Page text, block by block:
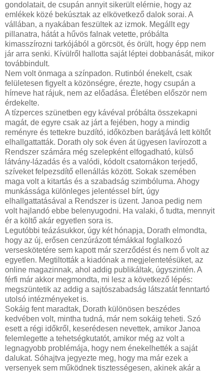
gondolatait, de csupán annyit sikerült elérnie, hogy az
emlékek közé bekúsztak az elkövetkező dalok sorai. A
vállában, a nyakában feszültek az izmok. Megállt egy
pillanatra, hátát a hűvös falnak vetette, próbálta
kimasszírozni tarkójából a görcsöt, és örült, hogy épp nem
jár arra senki. Kívülről hallotta saját léptei dobbanását, mikor
továbbindult.
Nem volt önmaga a színpadon. Rutinból énekelt, csak
felületesen figyelt a közönségre, érezte, hogy csupán a
hírneve hat rájuk, nem az előadása. Életében először nem
érdekelte.
A tízperces szünetben egy kávéval próbálta összekapni
magát, de egyre csak az járt a fejében, hogy a mindig
reményre és tettekre buzdító, időközben barátjává lett költőt
elhallgattatták. Dorath oly sok éven át ügyesen lavírozott a
Rendszer számára még szelepként elfogadható, külső
látvány-lázadás és a valódi, kódolt csatornákon terjedő,
szíveket felpezsdítő ellenállás között. Sokak szemében
maga volt a kitartás és a szabadság szimbóluma. Ahogy
munkássága különleges jelentéssel bírt, úgy
elhallgattatásával a Rendszer is üzent. Janoa pedig nem
volt hajlandó ebbe belenyugodni. Ha valaki, ő tudta, mennyit
ér a költő akár egyetlen sora is.
Legutóbbi teázásukkor, úgy két hónapja, Dorath elmondta,
hogy az új, erősen cenzúrázott témákkal foglalkozó
verseskötetére sem kapott már szerződést és nem ő volt az
egyetlen. Megtiltották a kiadónak a megjelentetésüket, az
online magazinnak, ahol addig publikáltak, úgyszintén. A
férfi már akkor megmondta, mi lesz a következő lépés:
megszüntetik az addig a sajtószabadság látszatát fenntartó
utolsó intézményeket is.
Sokáig fent maradtak, Dorath különösen beszédes
kedvében volt, mintha tudná, már nem sokáig teheti. Szó
esett a régi időkről, keserédesen nevettek, amikor Janoa
felemlegette a tehetségkutatót, amikor még az volt a
legnagyobb problémája, hogy nem énekelhették a saját
dalukat. Sóhajtva jegyezte meg, hogy ma már ezek a
versenyek sem működnek tisztességesen, akinek akár a